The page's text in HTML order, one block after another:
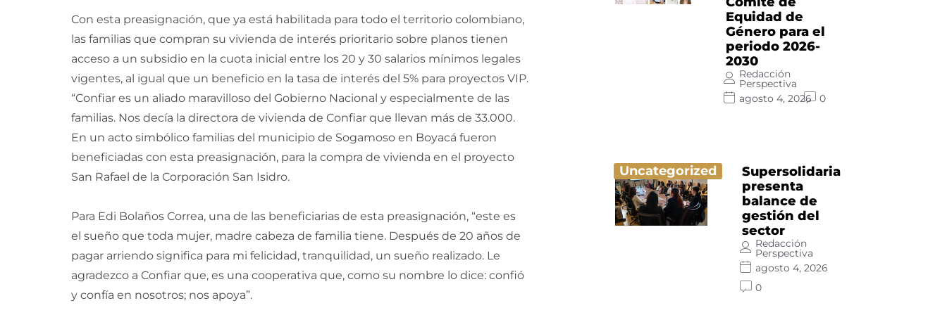
Con esta preasignación, que ya está habilitada para todo el territorio colombiano,
las familias que compran su vivienda de interés prioritario sobre planos tienen
acceso a un subsidio en la cuota inicial entre los 20 y 30 salarios mínimos legales
vigentes, al igual que un beneficio en la tasa de interés del 5% para proyectos VIP.
“Confiar es un aliado maravilloso del Gobierno Nacional y especialmente de las
familias. Nos decía la directora de vivienda de Confiar que llevan más de 33.000.
En un acto simbólico familias del municipio de Sogamoso en Boyacá fueron
beneficiadas con esta preasignación, para la compra de vivienda en el proyecto
San Rafael de la Corporación San Isidro.
Para Edi Bolaños Correa, una de las beneficiarias de esta preasignación, “este es
el sueño que toda mujer, madre cabeza de familia tiene. Después de 20 años de
pagar arriendo significa para mi felicidad, tranquilidad, un sueño realizado. Le
agradezco a Confiar que, es una cooperativa que, como su nombre lo dice: confió
y confía en nosotros; nos apoya”.
Equidad de
Género para el
periodo 2026-
2030
Redacción
Perspectiva
agosto 4, 2026
0
Uncategorized
Supersolidaria
presenta
balance de
gestión del
sector
Redacción
Perspectiva
agosto 4, 2026
0